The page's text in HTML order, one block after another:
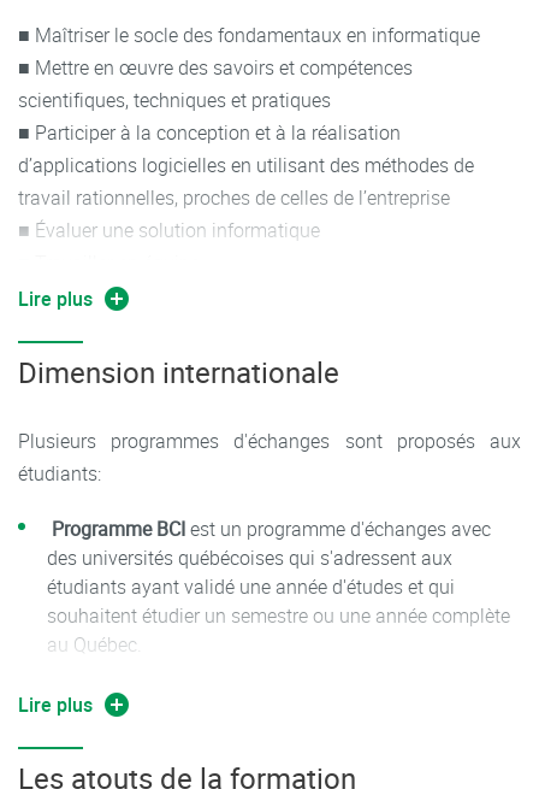
association permet aux étudiants de saisir les différents
aspects du cycle de vie du logiciel, depuis l’acquisition des
besoins jusqu’à la livraison. A cette occasion, les méthodes
agiles sont abordées, ainsi que la gestion humaine, la prise
en compte du client, et les outils facilitant le
développement collaboratif.
■ Maîtriser le socle des fondamentaux en informatique
■ Mettre en œuvre des savoirs et compétences
scientifiques, techniques et pratiques
■ Participer à la conception et à la réalisation
d’applications logicielles en utilisant des méthodes de
travail rationnelles, proches de celles de l’entreprise
■ Évaluer une solution informatique
■ Savoir s’adapter à un environnement technologique en
Lire plus
Dimension internationale
Plusieurs programmes d'échanges sont proposés aux
étudiants:
Programme BCIest un programme d'échanges avec
des universités québécoises qui s'adressent aux
étudiants ayant validé une année d'études et qui
souhaitent étudier un semestre ou une année complète
au Québec.
Programme ORA
universités de la province de l'Ontario au Canada. Les
étudiants ayant validé 2 années après le Bac et ayant
un bon score au TOEFL peuvent candidater pour un
Lire plus
Les atouts de la formation